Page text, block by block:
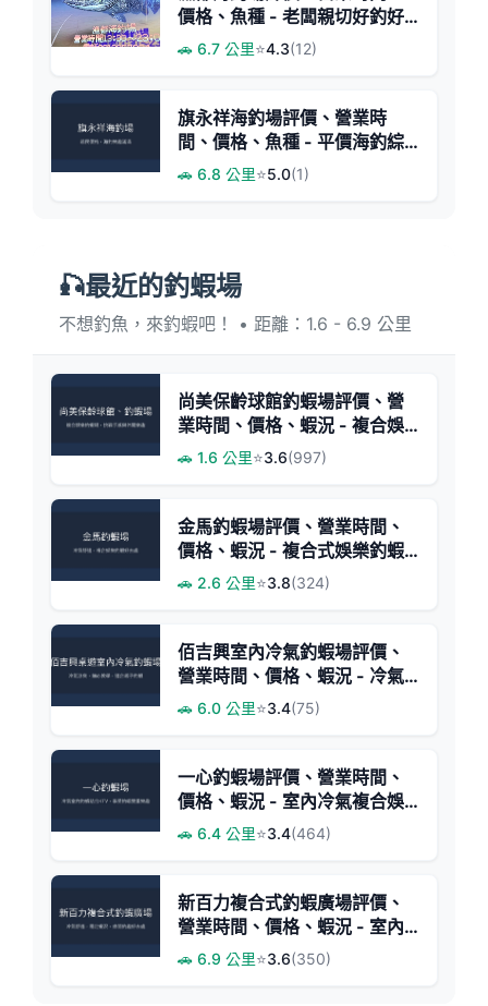
價格、魚種 - 老闆親切好釣好
魚池
🚗 6.7 公里⭐4.3(12)
旗永祥海釣場評價、營業時
間、價格、魚種 - 平價海釣綜
合池
🚗 6.8 公里⭐5.0(1)
🎣最近的釣蝦場
不想釣魚，來釣蝦吧！ • 距離：1.6 - 6.9 公里
尚美保齡球館釣蝦場評價、營
業時間、價格、蝦況 - 複合娛
樂與釣蝦體驗
🚗 1.6 公里⭐3.6(997)
金馬釣蝦場評價、營業時間、
價格、蝦況 - 複合式娛樂釣蝦
體驗
🚗 2.6 公里⭐3.8(324)
佰吉興室內冷氣釣蝦場評價、
營業時間、價格、蝦況 - 冷氣
舒適釣蝦體驗
🚗 6.0 公里⭐3.4(75)
一心釣蝦場評價、營業時間、
價格、蝦況 - 室內冷氣複合娛
🚗 6.4 公里⭐3.4(464)
新百力複合式釣蝦廣場評價、
營業時間、價格、蝦況 - 室內
冷氣休閒釣場
🚗 6.9 公里⭐3.6(350)